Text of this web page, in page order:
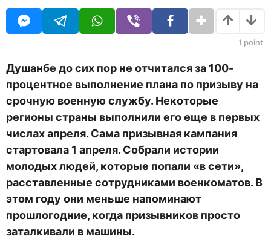
O
R
н
1 point
Душанбе до сих пор не отчитался за 100-
процентное выполнение плана по призыву на
срочную военную службу. Некоторые
регионы страны выполнили его еще в первых
числах апреля. Сама призывная кампания
стартовала 1 апреля. Собрали истории
молодых людей, которые попали «в сети»,
расставленные сотрудниками военкоматов. В
этом году они меньше напоминают
прошлогодние, когда призывников просто
заталкивали в машины.